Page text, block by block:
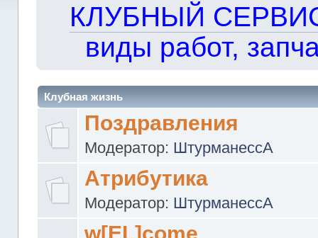
КЛУБНЫЙ
виды работ,
Клубная жизнь
Поздравления
Модератор: ШтурманессА
Атрибутика
Модератор: ШтурманессА
w[EL]come